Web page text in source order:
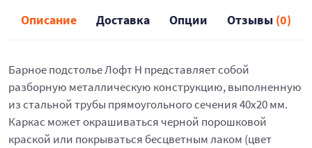
Описание Доставка Опции Отзывы (0)
Барное подстолье Лофт Н представляет собой
разборную металлическую конструкцию, выполненную
из стальной трубы прямоугольного сечения 40х20 мм.
Каркас может окрашиваться черной порошковой
краской или покрываться бесцветным лаком (цвет